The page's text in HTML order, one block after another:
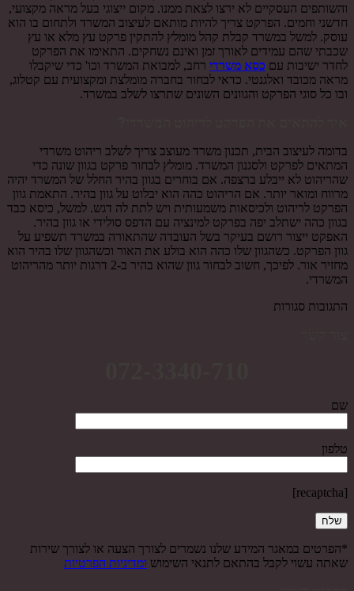
והשותפים העסקיים לא ירצו לצאת ממנו. מקום ייצוגי בעל מראה מקצועי,
חדשני וחמים. הפרקט צריך להיות מותאם לעיצוב המשרד ולתחום בו הוא
עוסק. למשל במשרד קבלת קהל מומלץ להתקין פרקט עץ מלא או עץ
שכבתי שהם עמידים לאורך זמן ואינם נשחקים. התאימו את הפרקט
לחדר ישיבות עם כסא משרדי רחב, למבואת המשרד וכו' כדי שיקבלו
מראה מכובד ואלגנטי. כדאי לבחור בחברה מומלצת ומקצועית עם קטלוג,
ובו כל סוגי הפרקט והגוונים השונים שתרצו לשלב במשרד.
בדומה לעיצוב הבית, תכנון משרד מעוצב צריך לשלב ריהוט משרדי
המתאים לפרקט ולסגנון המשרד. מומלץ לבחור פרקט בגוון שונה כדי
שהריהוט לא ייבלע ברצפה. אם בוחרים בגוון בהיר החלל של המשרד יהיה
מרווח ומואר יותר. אם הריהוט כהה הוא יבלוט על גוון בהיר. התאמת גוון
הפרקט לריהוט ולכיסאות משמעותית ויש לתת לה דגש. למשל, כיסא כבד
בגוון כהה ישתלב יפה בפרקט למינציה עם הדפס סולידי או גוון בהיר.
האפקט ייצור רושם בעיקר בשל העובדה שהתאורה במשרד תשפיע על
גוון הפרקט. כשהגוון שלו כהה הוא בולע את האור וכשהגוון שלו בהיר הוא
מחזיר אור. לפיכך, חשוב לבחור גוון שהוא בהיר ב-2 דרגות יותר מהריהוט
המשרדי.
התגובות סגורות
שם
טלפון
[recaptcha]
*הפרטים במאגר המידע שלנו נשמרים לצורך הצעה או לצורך שירות
שאתה עשוי לקבל בהתאם לתנאי השימוש ומדיניות הפרטיות